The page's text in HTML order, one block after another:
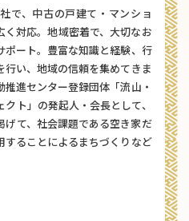
で、中古の戸建て・マンショ
く対応。地域密着で、大切なお
ポート。豊富な知識と経験、行
い、地域の信頼を集めてきま
進センター登録団体「流山・
ト」の発起人・会長として、
げて、社会課題である空き家だ
することによるまちづくりなど